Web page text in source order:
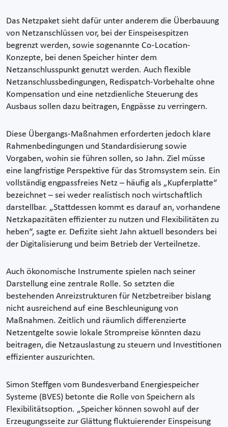
Das Netzpaket sieht dafür unter anderem die Überbauung
von Netzanschlüssen vor, bei der Einspeisespitzen
begrenzt werden, sowie sogenannte Co-Location-
Konzepte, bei denen Speicher hinter dem
Netzanschlusspunkt genutzt werden. Auch flexible
Netzanschlussbedingungen, Redispatch-Vorbehalte ohne
Kompensation und eine netzdienliche Steuerung des
Ausbaus sollen dazu beitragen, Engpässe zu verringern.
Diese Übergangs-Maßnahmen erforderten jedoch klare
Rahmenbedingungen und Standardisierung sowie
Vorgaben, wohin sie führen sollen, so Jahn. Ziel müsse
eine langfristige Perspektive für das Stromsystem sein. Ein
vollständig engpassfreies Netz – häufig als „Kupferplatte“
bezeichnet – sei weder realistisch noch wirtschaftlich
darstellbar. „Stattdessen kommt es darauf an, vorhandene
Netzkapazitäten effizienter zu nutzen und Flexibilitäten zu
heben“, sagte er. Defizite sieht Jahn aktuell besonders bei
der Digitalisierung und beim Betrieb der Verteilnetze.
Auch ökonomische Instrumente spielen nach seiner
Darstellung eine zentrale Rolle. So setzten die
bestehenden Anreizstrukturen für Netzbetreiber bislang
nicht ausreichend auf eine Beschleunigung von
Maßnahmen. Zeitlich und räumlich differenzierte
Netzentgelte sowie lokale Strompreise könnten dazu
beitragen, die Netzauslastung zu steuern und Investitionen
effizienter auszurichten.
Simon Steffgen vom Bundesverband Energiespeicher
Systeme (BVES) betonte die Rolle von Speichern als
Flexibilitätsoption. „Speicher können sowohl auf der
Erzeugungsseite zur Glättung fluktuierender Einspeisung